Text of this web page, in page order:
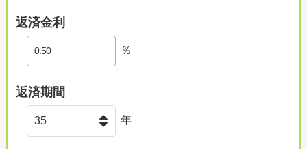
返済金利
％
返済期間
年